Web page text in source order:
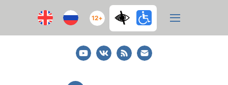
12+
YoutubeВКонтакте
RSS
E-
mail
подписка